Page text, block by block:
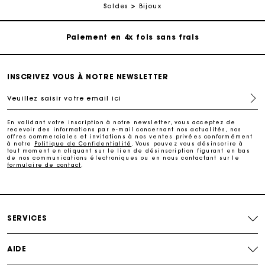
Soldes Bijoux
Paiement en 4x fois sans frais
Suivi de commande
Carte Cadeau Maje : la meilleure façon d'offrir le
cadeau parfait
Livraison à domicile offerte sous 2 à 3 jours ouvrés.
Echanges & Retours offerts
INSCRIVEZ VOUS À NOTRE NEWSLETTER
Veuillez saisir votre email ici
En validant votre inscription à notre newsletter, vous acceptez de
recevoir des informations par e-mail concernant nos actualités, nos
offres commerciales et invitations à nos ventes privées conformément
à notre
Politique de Confidentialité
. Vous pouvez vous désinscrire à
tout moment en cliquant sur le lien de désinscription figurant en bas
de nos communications électroniques ou en nous contactant sur le
formulaire de contact
SERVICES
AIDE